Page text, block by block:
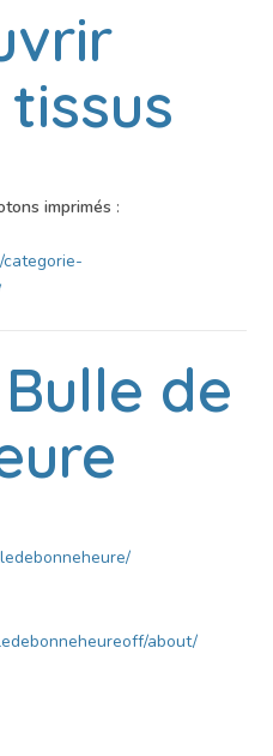
imprimés :
Bulle de
about/